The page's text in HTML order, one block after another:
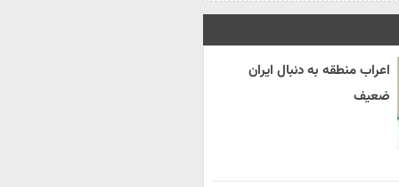
اعراب منطقه به دنبال ایران
ضعیف